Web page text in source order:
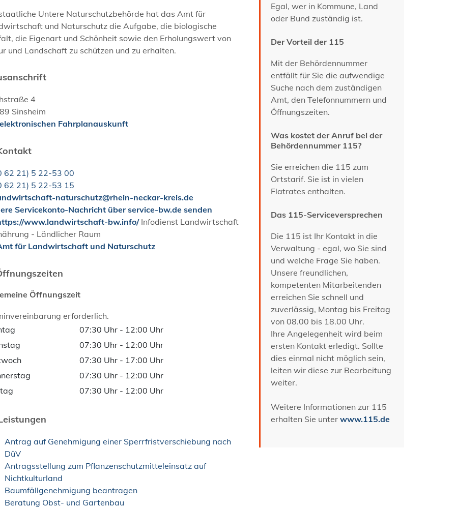
Untere Naturschutzbehörde hat das Amt für
und Naturschutz die Aufgabe, die biologische
die Eigenart und Schönheit sowie den Erholungswert von
und Landschaft zu schützen und zu erhalten.
4
Sinsheim
Fahrplanauskunft
62 21) 5 22-53 00
62 21) 5 22-53 15
naturschutz@rhein-neckar-kreis.de
Servicekonto-Nachricht über service-bw.de senden
www.landwirtschaft-bw.info/Infodienst Landwirtschaft
- Ländlicher Raum
für Landwirtschaft und Naturschutz
Öffnungszeit
erforderlich.
07:30 Uhr - 12:00 Uhr
07:30 Uhr - 12:00 Uhr
07:30 Uhr - 17:00 Uhr
07:30 Uhr - 12:00 Uhr
07:30 Uhr - 12:00 Uhr
Antrag auf Genehmigung einer Sperrfristverschiebung nach
DüV
Antragsstellung zum Pflanzenschutzmitteleinsatz auf
Nichtkulturland
Baumfällgenehmigung beantragen
Beratung Obst- und Gartenbau
Egal, wer in Kommune, Land
oder Bund zuständig ist.
Der Vorteil der 115
Mit der Behördennummer
entfällt für Sie die aufwendige
Suche nach dem zuständigen
Amt, den Telefonnummern und
Öffnungszeiten.
Was kostet der Anruf bei der
Behördennummer 115?
Sie erreichen die 115 zum
Ortstarif. Sie ist in vielen
Flatrates enthalten.
Das 115-Serviceversprechen
Die 115 ist Ihr Kontakt in die
Verwaltung - egal, wo Sie sind
und welche Frage Sie haben.
Unsere freundlichen,
kompetenten Mitarbeitenden
erreichen Sie schnell und
zuverlässig, Montag bis Freitag
von 08.00 bis 18.00 Uhr.
Ihre Angelegenheit wird beim
ersten Kontakt erledigt. Sollte
dies einmal nicht möglich sein,
leiten wir diese zur Bearbeitung
weiter.
Weitere Informationen zur 115
erhalten Sie unter www.115.de